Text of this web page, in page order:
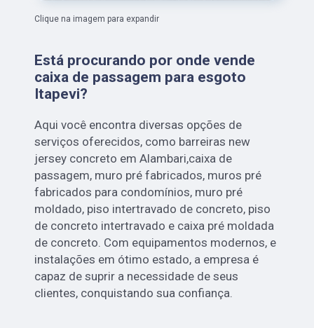
Clique na imagem para expandir
Está procurando por onde vende
caixa de passagem para esgoto
Itapevi?
Aqui você encontra diversas opções de
serviços oferecidos, como barreiras new
jersey concreto em Alambari,caixa de
passagem, muro pré fabricados, muros pré
fabricados para condomínios, muro pré
moldado, piso intertravado de concreto, piso
de concreto intertravado e caixa pré moldada
de concreto. Com equipamentos modernos, e
instalações em ótimo estado, a empresa é
capaz de suprir a necessidade de seus
clientes, conquistando sua confiança.